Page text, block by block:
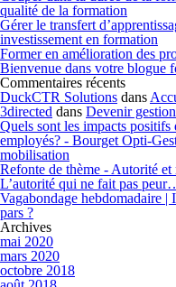
qualité de la formation
Gérer le transfert
investissement en formation
Former en amélioration des
Bienvenue dans votre blogue
Commentaires récents
DuckCTR Solutions dans
3directed dans Devenir
Quels sont les impacts
employés? - Bourget Opti-
mobilisation
Refonte de thème - Autorité
L’autorité qui ne fait pas
Vagabondage hebdomadaire |
pars ?
Archives
mai 2020
mars 2020
octobre 2018